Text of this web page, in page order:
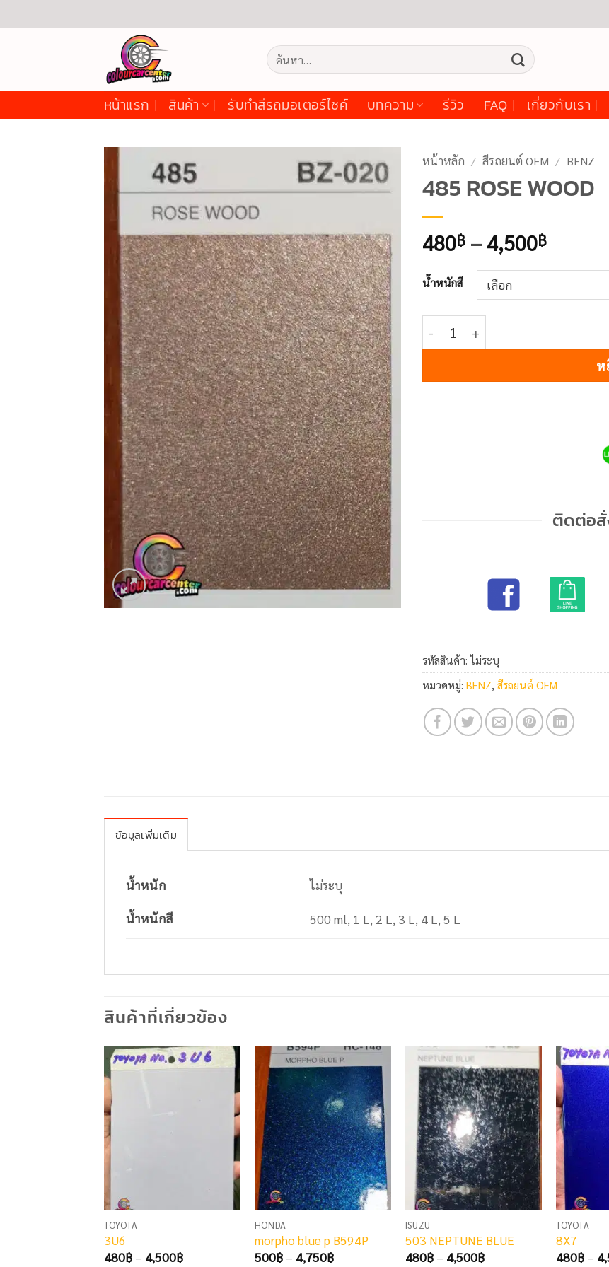
ไป
ค้นหา:
หน้าแรก สินค้า รับทำสีรถมอเตอร์ไซค์ บทความ รีวิว FAQ เกี่ยวกับเรา
หน้าหลัก / สีรถยนต์ OEM / BENZ
485 ROSE WOOD
480฿ – 4,500฿Price
น้ำหนักสี
ห
ติดต่อสั่
รหัสสินค้า:ไม่ระบุ
หมวดหมู่: BENZ, สีรถยนต์ OEM
ข้อมูลเพิ่มเติม
น้ำหนัก ไม่ระบุ
น้ำหนักสี 500 ml, 1 L, 2 L, 3 L, 4 L, 5 L
สินค้าที่เกี่ยวข้อง
TOYOTA
3U6
480฿ – 4,500฿Price
HONDA
morpho blue p B594P
500฿ – 4,750฿Price
ISUZU
503 NEPTUNE BLUE
480฿ – 4,500฿Price
TOYOTA
8X7
480฿ –